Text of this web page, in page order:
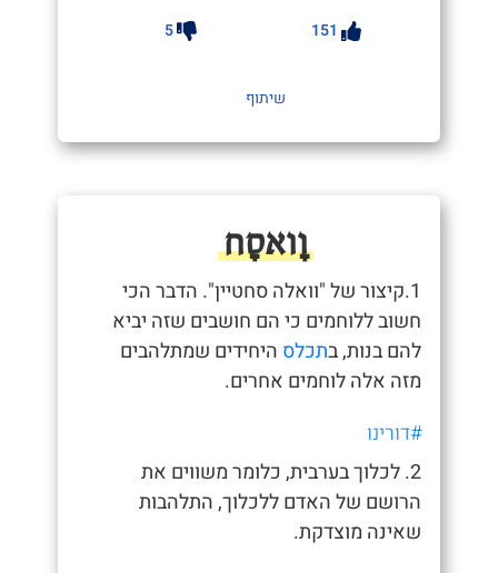
151
5
שיתוף
וָואסָח
1.קיצור של "וואלה סחטיין". הדבר הכי
חשוב ללוחמים כי הם חושבים שזה יביא
להם בנות, בתכלס היחידים שמתלהבים
מזה אלה לוחמים אחרים.
#דורינו
2. לכלוך בערבית, כלומר משווים את
הרושם של האדם ללכלוך, התלהבות
שאינה מוצדקת.